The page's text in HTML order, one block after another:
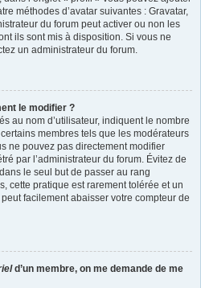
méthodes d’avatar suivantes : Gravatar,
du forum peut activer ou non les
ils sont mis à disposition. Si vous ne
un administrateur du forum.
le modifier ?
au nom d’utilisateur, indiquent le nombre
membres tels que les modérateurs
ne pouvez pas directement modifier
par l’administrateur du forum. Évitez de
le seul but de passer au rang
cette pratique est rarement tolérée et un
facilement abaisser votre compteur de
d’un membre, on me demande de me